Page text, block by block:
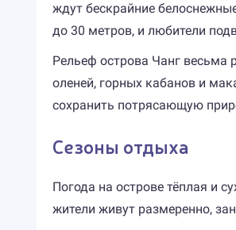
ждут бескрайние
до 30 метров, и любители
Рельеф острова Чанг весьма
оленей, горных кабанов и
сохранить потрясающую
Сезоны отдыха
Погода на острове тёплая и
жители живут размеренно,